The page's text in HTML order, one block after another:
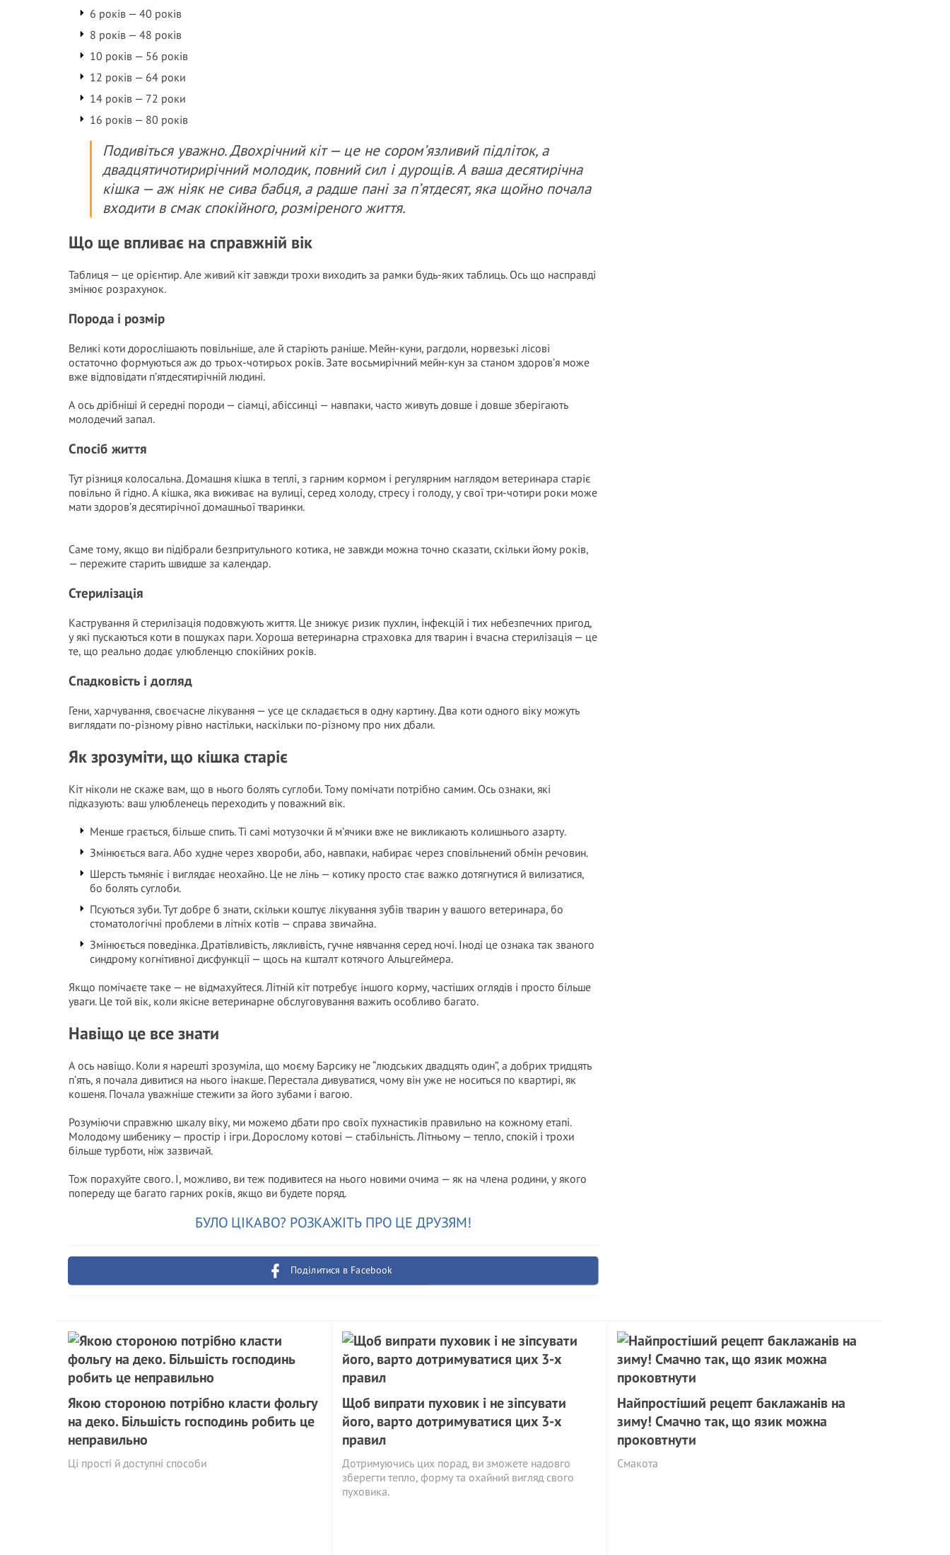
6 років — 40 років
8 років — 48 років
10 років — 56 років
12 років — 64 роки
14 років — 72 роки
16 років — 80 років
Подивіться уважно. Двохрічний кіт — це не сором’язливий підліток, а
двадцятичотирирічний молодик, повний сил і дурощів. А ваша десятирічна
кішка — аж ніяк не сива бабця, а радше пані за п’ятдесят, яка щойно почала
входити в смак спокійного, розміреного життя.
Що ще впливає на справжній вік
Таблиця — це орієнтир. Але живий кіт завжди трохи виходить за рамки будь-яких таблиць. Ось що насправді
змінює розрахунок.
Порода і розмір
Великі коти дорослішають повільніше, але й старіють раніше. Мейн-куни, рагдоли, норвезькі лісові
остаточно формуються аж до трьох-чотирьох років. Зате восьмирічний мейн-кун за станом здоров’я може
вже відповідати п’ятдесятирічній людині.
А ось дрібніші й середні породи — сіамці, абіссинці — навпаки, часто живуть довше і довше зберігають
молодечий запал.
Спосіб життя
Тут різниця колосальна. Домашня кішка в теплі, з гарним кормом і регулярним наглядом ветеринара старіє
повільно й гідно. А кішка, яка виживає на вулиці, серед холоду, стресу і голоду, у свої три-чотири роки може
мати здоров’я десятирічної домашньої тваринки.
Саме тому, якщо ви підібрали безпритульного котика, не завжди можна точно сказати, скільки йому років,
— пережите старить швидше за календар.
Стерилізація
Кастрування й стерилізація подовжують життя. Це знижує ризик пухлин, інфекцій і тих небезпечних пригод,
у які пускаються коти в пошуках пари. Хороша ветеринарна страховка для тварин і вчасна стерилізація — це
те, що реально додає улюбленцю спокійних років.
Спадковість і догляд
Гени, харчування, своєчасне лікування — усе це складається в одну картину. Два коти одного віку можуть
виглядати по-різному рівно настільки, наскільки по-різному про них дбали.
Як зрозуміти, що кішка старіє
Кіт ніколи не скаже вам, що в нього болять суглоби. Тому помічати потрібно самим. Ось ознаки, які
підказують: ваш улюбленець переходить у поважний вік.
Менше грається, більше спить. Ті самі мотузочки й м’ячики вже не викликають колишнього азарту.
Змінюється вага. Або худне через хвороби, або, навпаки, набирає через сповільнений обмін речовин.
Шерсть тьмяніє і виглядає неохайно. Це не лінь — котику просто стає важко дотягнутися й вилизатися,
бо болять суглоби.
Псуються зуби. Тут добре б знати, скільки коштує лікування зубів тварин у вашого ветеринара, бо
стоматологічні проблеми в літніх котів — справа звичайна.
Змінюється поведінка. Дратівливість, лякливість, гучне нявчання серед ночі. Іноді це ознака так званого
синдрому когнітивної дисфункції — щось на кшталт котячого Альцгеймера.
Якщо помічаєте таке — не відмахуйтеся. Літній кіт потребує іншого корму, частіших оглядів і просто більше
уваги. Це той вік, коли якісне ветеринарне обслуговування важить особливо багато.
Навіщо це все знати
А ось навіщо. Коли я нарешті зрозуміла, що моєму Барсику не “людських двадцять один”, а добрих тридцять
п’ять, я почала дивитися на нього інакше. Перестала дивуватися, чому він уже не носиться по квартирі, як
кошеня. Почала уважніше стежити за його зубами і вагою.
Розуміючи справжню шкалу віку, ми можемо дбати про своїх пухнастиків правильно на кожному етапі.
Молодому шибенику — простір і ігри. Дорослому котові — стабільність. Літньому — тепло, спокій і трохи
більше турботи, ніж зазвичай.
Тож порахуйте свого. І, можливо, ви теж подивитеся на нього новими очима — як на члена родини, у якого
попереду ще багато гарних років, якщо ви будете поряд.
БУЛО ЦІКАВО? РОЗКАЖІТЬ ПРО ЦЕ ДРУЗЯМ!
Поділитися в Facebook
Якою стороною потрібно класти фольгу
на деко. Більшість господинь робить це
неправильно
Ці прості й доступні способи
Щоб випрати пуховик і не зіпсувати
його, варто дотримуватися цих 3-х
правил
Дотримуючись цих порад, ви зможете надовго
зберегти тепло, форму та охайний вигляд свого
пуховика.
Найпростіший рецепт баклажанів на
зиму! Смачно так, що язик можна
проковтнути
Смакота